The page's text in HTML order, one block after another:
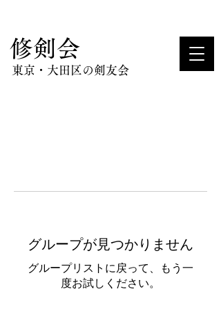
​修剣会
東京・大田区の剣友会
グループが見つかりません
グループリストに戻って、もう一
度お試しください。